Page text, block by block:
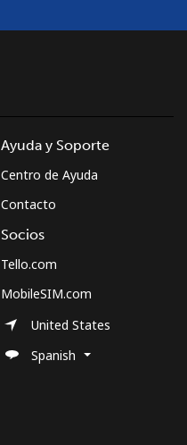
Ayuda y Soporte
Centro de Ayuda
Contacto
Socios
Tello.com
MobileSIM.com
United States
Spanish